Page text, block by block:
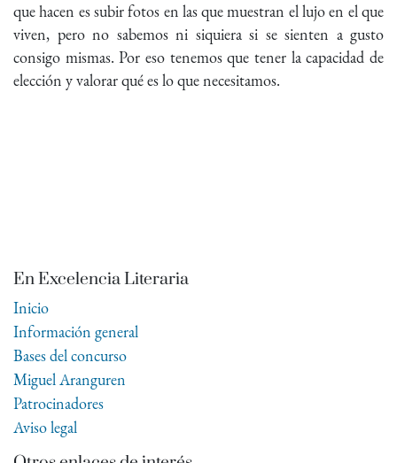
que hacen es subir fotos en las que muestran el lujo en el que
viven, pero no sabemos ni siquiera si se sienten a gusto
consigo mismas. Por eso tenemos que tener la capacidad de
elección y valorar qué es lo que necesitamos.
En Excelencia Literaria
Inicio
Información general
Bases del concurso
Miguel Aranguren
Patrocinadores
Aviso legal